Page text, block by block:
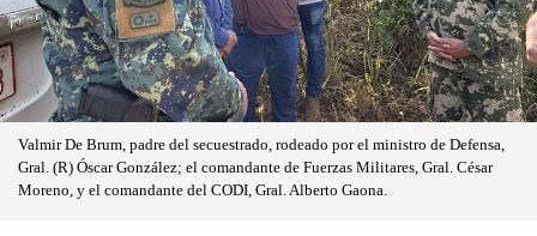
Valmir De Brum, padre del secuestrado, rodeado por el ministro de Defensa,
Gral. (R) Óscar González; el comandante de Fuerzas Militares, Gral. César
Moreno, y el comandante del CODI, Gral. Alberto Gaona.